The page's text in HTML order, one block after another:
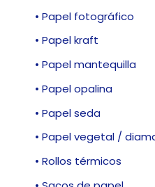
• Papel fotográfico
• Papel kraft
• Papel mantequilla
• Papel opalina
• Papel seda
• Papel vegetal /
• Rollos térmicos